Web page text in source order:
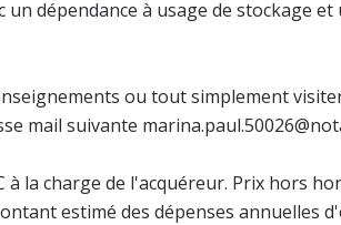
dépendance à usage de stockage et
ou tout simplement
mail suivante
à la charge de l'acquéreur. Prix hors
estimé des dépenses annuelles